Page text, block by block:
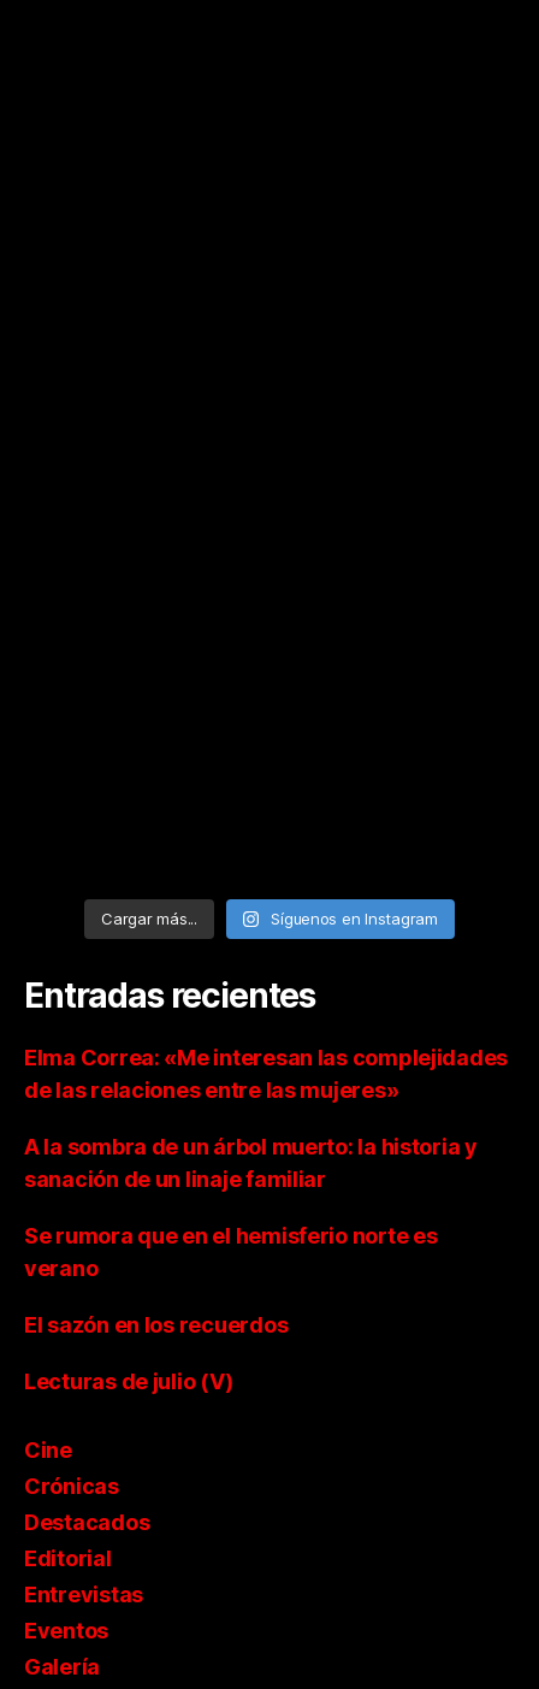
Cargar más... Síguenos en Instagram
Entradas recientes
Elma Correa: «Me interesan las complejidades
de las relaciones entre las mujeres»
A la sombra de un árbol muerto: la historia y
sanación de un linaje familiar
Se rumora que en el hemisferio norte es
verano
El sazón en los recuerdos
Lecturas de julio (V)
Cine
Crónicas
Destacados
Editorial
Entrevistas
Eventos
Galería